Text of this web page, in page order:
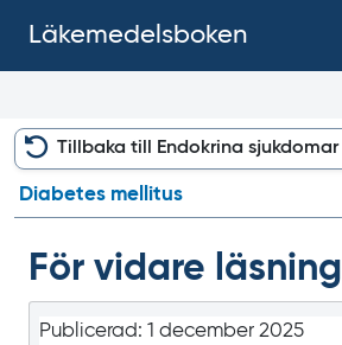
Läkemedelsboken
För vidare läsning
Publicerad: 1 december 2025
Tillbaka till Endokrina sjukdomar
Diabetes mellitus